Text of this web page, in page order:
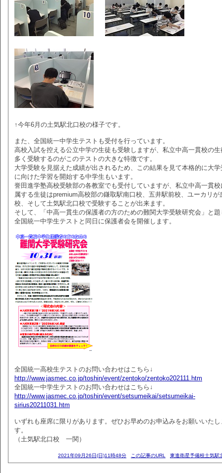
↑今年6月の土気駅北口校の様子です。
また、全国統一中学生テストも受付を行っています。
高校入試を控える公立中学の生徒も受験しますが、私立中高一貫校の生
多く受験するのがこのテストの大きな特徴です。
大学受験を見据えた成績が出されるため、この結果を見て本格的に大学
に向けた学習を開始する中学生もいます。
誉田進学塾高校受験部の各教室でも受付していますが、私立中高一貫校
属する生徒はpremium高校部の鎌取駅南口校、五井駅前校、ユーカリが
校、そして土気駅北口校で受験することが出来ます。
そして、「中高一貫生の保護者の方のための難関大学受験研究会」と題
全国統一中学生テストと同日に保護者会を開催します。
全国統一高校生テストのお問い合わせはこちら↓
http://www.jasmec.co.jp/toshin/event/zentoko/zentoko202111.htm
全国統一中学生テストのお問い合わせはこちら↓
http://www.jasmec.co.jp/toshin/event/setsumeikai/setsumeikai-
sirius20211031.htm
いずれも座席に限りがあります。ぜひお早めのお申込みをお願いいたし
す。
（土気駅北口校 一関）
2021年09月26日(日)11時48分 この記事のURL 東進衛星予備校土気駅